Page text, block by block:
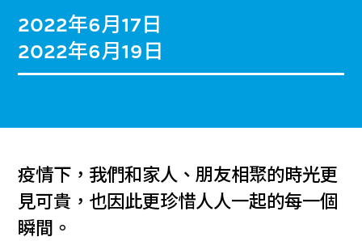
2022年6月17日
2022年6月19日
疫情下，我們和家人、朋友相聚的時光更
見可貴，也因此更珍惜人人一起的每一個
瞬間。